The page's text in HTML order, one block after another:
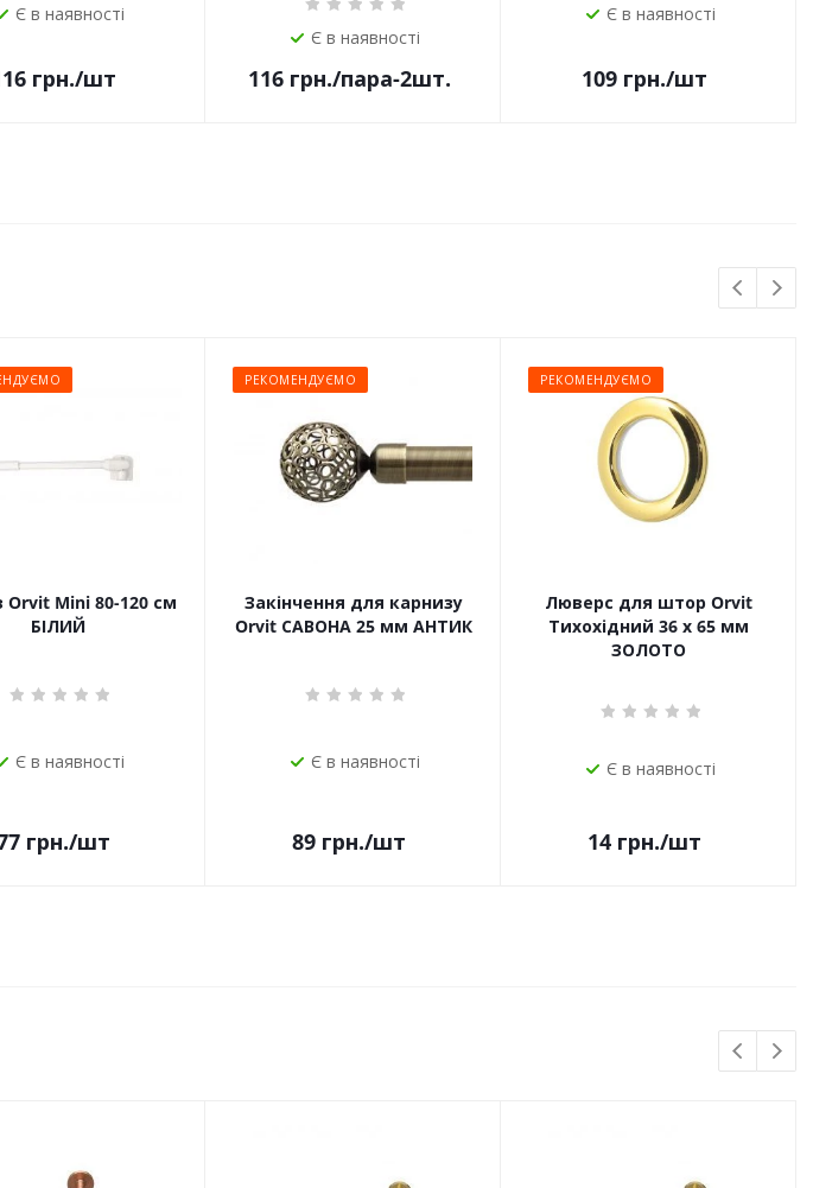
Є в наявності
грн./шт
Є в наявності
116грн./пара-2шт.
Є в наявності
109 грн./шт
Orvit Mini 80-120 см
БІЛИЙ
Є в наявності
грн./шт
РЕКОМЕНДУЄМО
Закінчення для карнизу
Orvit САВОНА 25 мм АНТИК
Є в наявності
89 грн./шт
РЕКОМЕНДУЄМО
Люверс для штор Orvit
Тихохідний 36 х 65 мм
ЗОЛОТО
Є в наявності
14 грн./шт